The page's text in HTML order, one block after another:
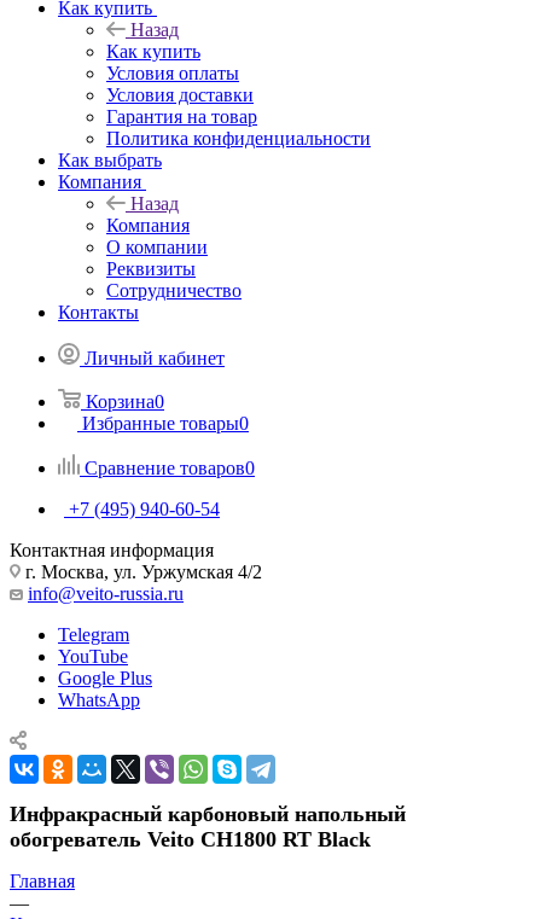
Как купить
Назад
Как купить
Условия оплаты
Условия доставки
Гарантия на товар
Политика конфиденциальности
Как выбрать
Компания
Назад
Компания
О компании
Реквизиты
Сотрудничество
Контакты
Личный кабинет
Корзина0
Избранные товары0
Сравнение товаров0
+7 (495) 940-60-54
Контактная информация
г. Москва, ул. Уржумская 4/2
info@veito-russia.ru
Telegram
YouTube
Google Plus
WhatsApp
Инфракрасный карбоновый напольный
обогреватель Veito CH1800 RT Black
Главная
—